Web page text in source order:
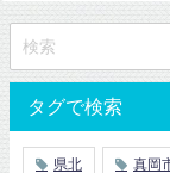
タグで検索
県北 真岡